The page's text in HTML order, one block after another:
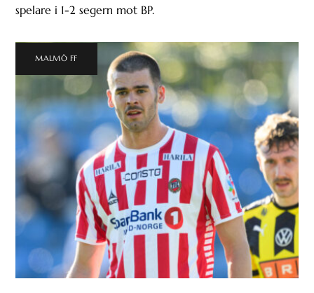
spelare i 1-2 segern mot BP.
MALMÖ FF